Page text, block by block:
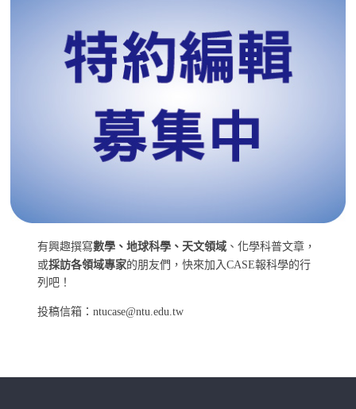
有興趣撰寫數學、地球科學、天文領域 、化學科普文章，
或採訪各領域專家的朋友們，快來加入CASE報科學的行
列吧！
投稿信箱：ntucase@ntu.edu.tw